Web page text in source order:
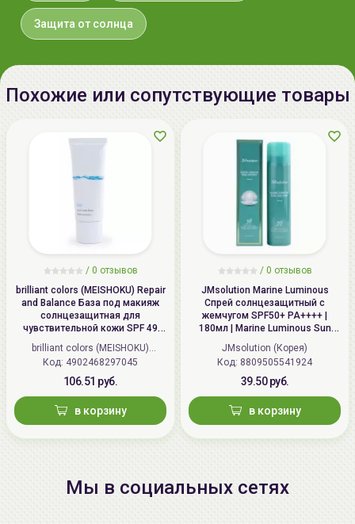
Срок годности:
дату окончания срока годности
Республика Корея, Republic of
Bucheon-si, Gyeonggi-do
Беларусь:
ИП Мигаль Наталья Петровна,
УНП 192179286, Беларусь,
220020 Минск, ул.Радужная 4/1-
136. www.allcosmetics.by, E-mail:
info@allcosmetics.by,
Защита от солнца
Похожие или сопутствующие товары
/ 0 отзывов
brilliant colors (MEISHOKU) Repair
and Balance База под макияж
солнцезащитная для
чувствительной кожи SPF 49
PA+++, Восстановление и
баланс | 40г | Repair and Balance
Skin Care UV Base SPF 49 PA+++
brilliant colors (MEISHOKU)
(Япония)
Код: 4902468297045
106.51 руб.
в корзину
/ 0 отзывов
JMsolution Marine Luminous
Спрей солнцезащитный с
жемчугом SPF50+ PA++++ |
180мл | Marine Luminous Sun
Spray Pearl SPF 50+ PA++++
JMsolution (Корея)
Код: 8809505541924
39.50 руб.
в корзину
Мы в социальных сетях